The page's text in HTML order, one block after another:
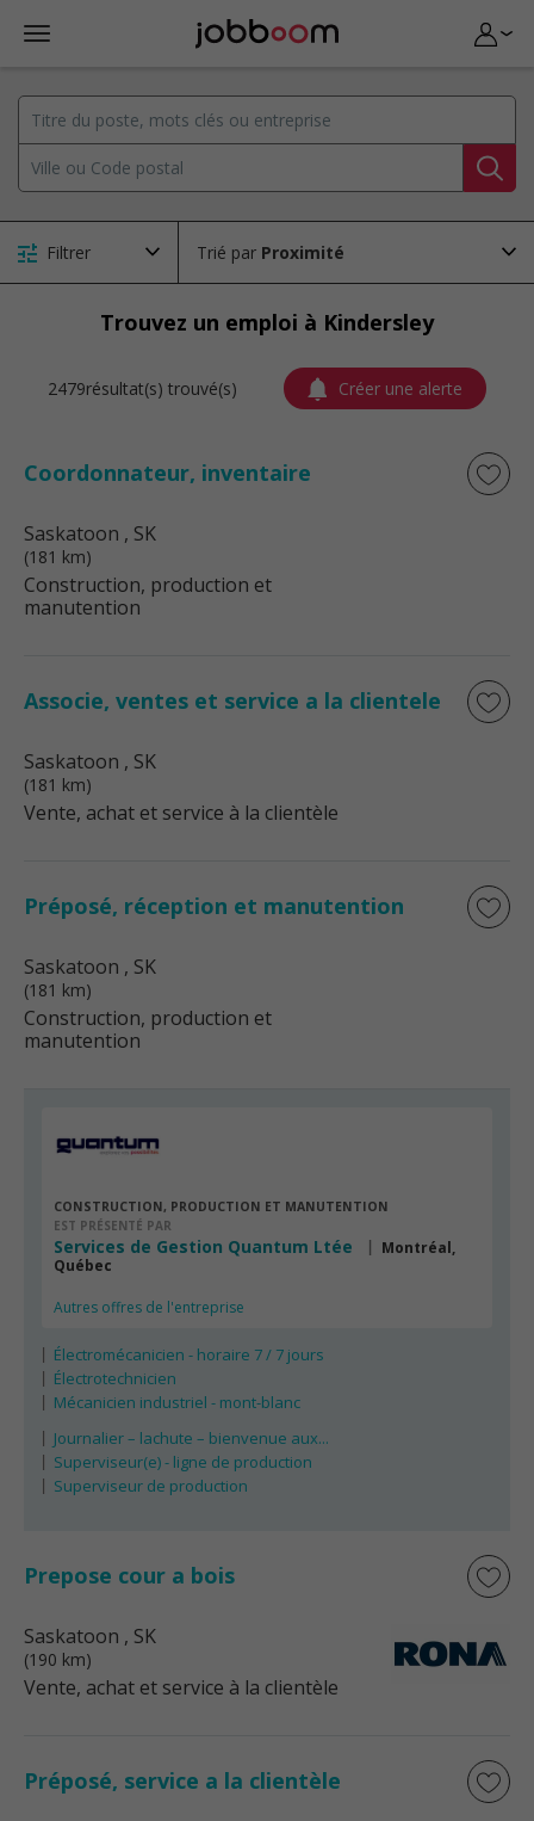
Filtrer Trié par
Trouvez un emploi à Kindersley
2479résultat(s) trouvé(s) Créer une alerte
Coordonnateur, inventaire
Saskatoon , SK
(181 km)
Construction, production et
manutention
Associe, ventes et service a la clientele
Saskatoon , SK
(181 km)
Vente, achat et service à la clientèle
Préposé, réception et manutention
Saskatoon , SK
(181 km)
Construction, production et
manutention
CONSTRUCTION, PRODUCTION ET MANUTENTION
EST PRÉSENTÉ PAR
Services de Gestion Quantum Ltée
Montréal,
Québec
Autres offres de l'entreprise
Électromécanicien - horaire 7 / 7 jours
Électrotechnicien
Mécanicien industriel - mont-blanc
Journalier – lachute – bienvenue aux...
Superviseur(e) - ligne de production
Superviseur de production
Prepose cour a bois
Saskatoon , SK
(190 km)
Vente, achat et service à la clientèle
Préposé, service a la clientèle